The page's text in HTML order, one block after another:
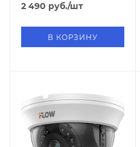
2 490 руб./шт
В КОРЗИНУ